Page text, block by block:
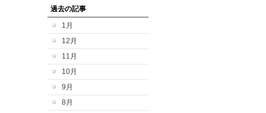
過去の記事
1月
12月
11月
10月
9月
8月